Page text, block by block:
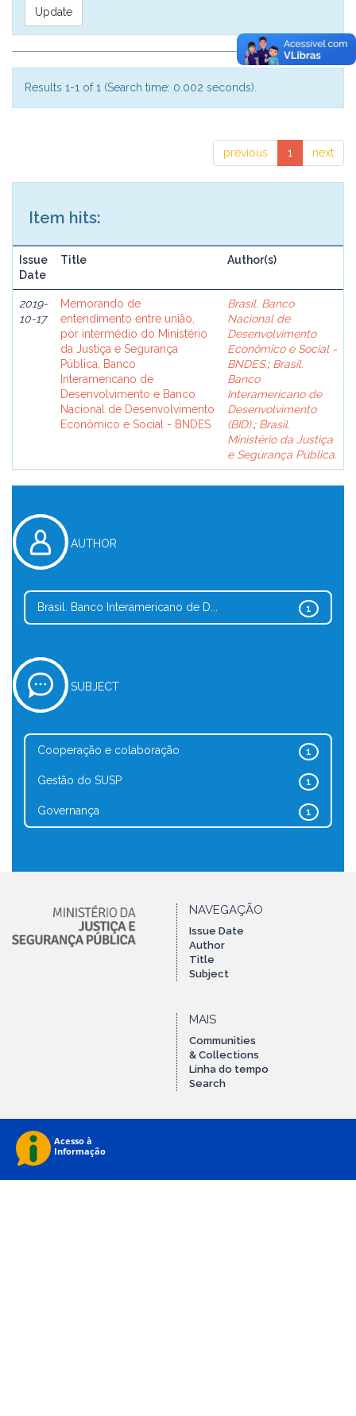
Results 1-1 of 1 (Search time: 0.002 seconds).
previous 1 next
Item hits:
Issue
Date
Title Author(s)
2019-
10-17
Memorando de
entendimento entre união,
por intermédio do Ministério
da Justiça e Segurança
Pública, Banco
Interamericano de
Desenvolvimento e Banco
Nacional de Desenvolvimento
Econômico e Social - BNDES
Brasil. Banco
Nacional de
Desenvolvimento
Econômico e Social -
BNDES.; Brasil.
Banco
Interamericano de
Desenvolvimento
(BID).; Brasil.
Ministério da Justiça
e Segurança Pública.
AUTHOR
1
Brasil. Banco Interamericano de D...
SUBJECT
1
Cooperação e colaboração
1
Gestão do SUSP
1
Governança
NAVEGAÇÃO
Issue Date
Author
Title
Subject
MAIS
Communities
& Collections
Linha do tempo
Search